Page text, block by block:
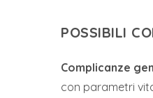
POSSIBILI
Complicanze
con parametri